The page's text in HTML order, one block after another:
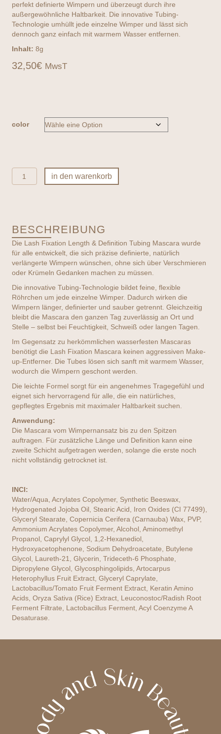
perfekt definierte Wimpern und überzeugt durch ihre
außergewöhnliche Haltbarkeit. Die innovative Tubing-
Technologie umhüllt jede einzelne Wimper und lässt sich
dennoch ganz einfach mit warmem Wasser entfernen.
Inhalt: 8g
32,50€ MwsT
color
jane
iredale
&
Definition
Tubing
Mascara
-
Farben
Menge
in den warenkorb
BESCHREIBUNG
Die Lash Fixation Length & Definition Tubing Mascara wurde
für alle entwickelt, die sich präzise definierte, natürlich
verlängerte Wimpern wünschen, ohne sich über Verschmieren
oder Krümeln Gedanken machen zu müssen.
Die innovative Tubing-Technologie bildet feine, flexible
Röhrchen um jede einzelne Wimper. Dadurch wirken die
Wimpern länger, definierter und sauber getrennt. Gleichzeitig
bleibt die Mascara den ganzen Tag zuverlässig an Ort und
Stelle – selbst bei Feuchtigkeit, Schweiß oder langen Tagen.
Im Gegensatz zu herkömmlichen wasserfesten Mascaras
benötigt die Lash Fixation Mascara keinen aggressiven Make-
up-Entferner. Die Tubes lösen sich sanft mit warmem Wasser,
wodurch die Wimpern geschont werden.
Die leichte Formel sorgt für ein angenehmes Tragegefühl und
eignet sich hervorragend für alle, die ein natürliches,
gepflegtes Ergebnis mit maximaler Haltbarkeit suchen.
Anwendung:
Die Mascara vom Wimpernansatz bis zu den Spitzen
auftragen. Für zusätzliche Länge und Definition kann eine
zweite Schicht aufgetragen werden, solange die erste noch
nicht vollständig getrocknet ist.
INCI:
Water/Aqua, Acrylates Copolymer, Synthetic Beeswax,
Hydrogenated Jojoba Oil, Stearic Acid, Iron Oxides (CI 77499),
Glyceryl Stearate, Copernicia Cerifera (Carnauba) Wax, PVP,
Ammonium Acrylates Copolymer, Alcohol, Aminomethyl
Propanol, Caprylyl Glycol, 1,2-Hexanediol,
Hydroxyacetophenone, Sodium Dehydroacetate, Butylene
Glycol, Laureth-21, Glycerin, Trideceth-6 Phosphate,
Dipropylene Glycol, Glycosphingolipids, Artocarpus
Heterophyllus Fruit Extract, Glyceryl Caprylate,
Lactobacillus/Tomato Fruit Ferment Extract, Keratin Amino
Acids, Oryza Sativa (Rice) Extract, Leuconostoc/Radish Root
Ferment Filtrate, Lactobacillus Ferment, Acyl Coenzyme A
Desaturase.